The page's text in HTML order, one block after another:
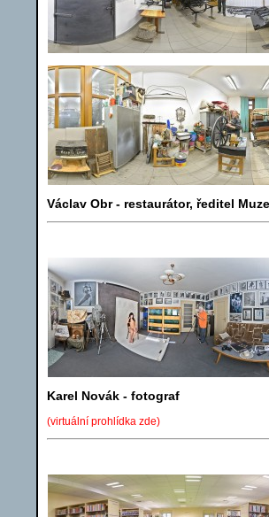
Václav Obr - restaurátor, ředitel
Karel Novák - fotograf
(virtuální prohlídka zde)